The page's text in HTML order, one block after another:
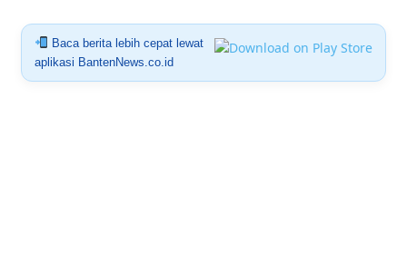
Baca berita lebih cepat lewat
aplikasi BantenNews.co.id